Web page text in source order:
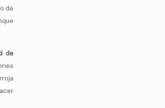
de
de